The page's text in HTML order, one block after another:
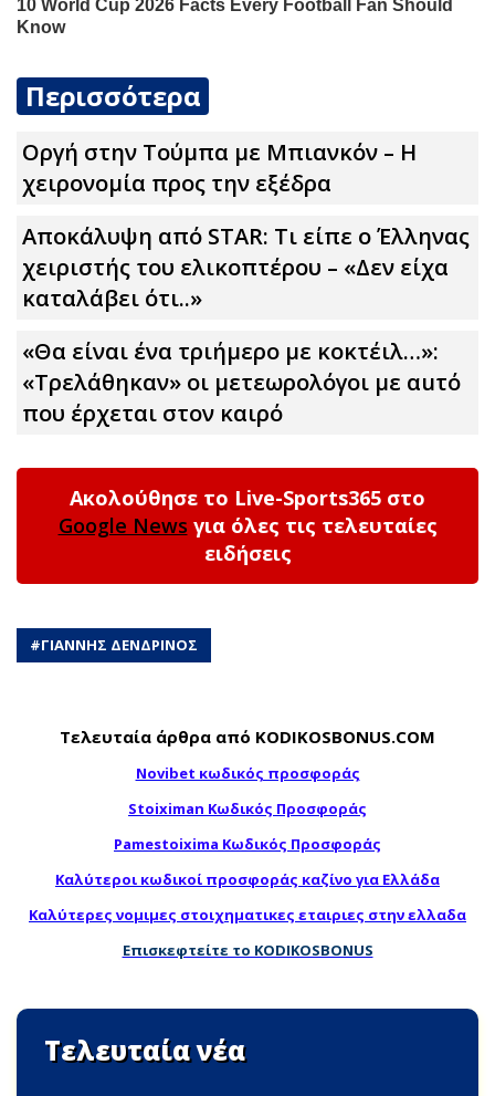
Περισσότερα
Οργή στην Τούμπα με Μπιανκόν – Η
χειρονομία προς την εξέδρα
Αποκάλυψη από STAR: Τι είπε ο Έλληνας
χειριστής του ελικοπτέρου – «Δεν είχα
καταλάβει ότι..»
«Θα είναι ένα τριήμερο με κοκτέιλ…»:
«Τρελάθηκαν» οι μετεωρολόγοι με αuτό
που έρχεται στον καιρό
Ακολούθησε το Live-Sports365 στο
Google News για όλες τις τελευταίες
ειδήσεις
#ΓΙΑΝΝΗΣ ΔΕΝΔΡΙΝΟΣ
Τελευταία άρθρα από KODIKOSBONUS.COM
Novibet κωδικός προσφοράς
Stoiximan Κωδικός Προσφοράς
Pamestoixima Κωδικός Προσφοράς
Καλύτεροι κωδικοί προσφοράς καζίνο για Ελλάδα
Καλύτερες νομιμες στοιχηματικες εταιριες στην ελλαδα
Επισκεφτείτε το KODIKOSBONUS
Τελευταία νέα